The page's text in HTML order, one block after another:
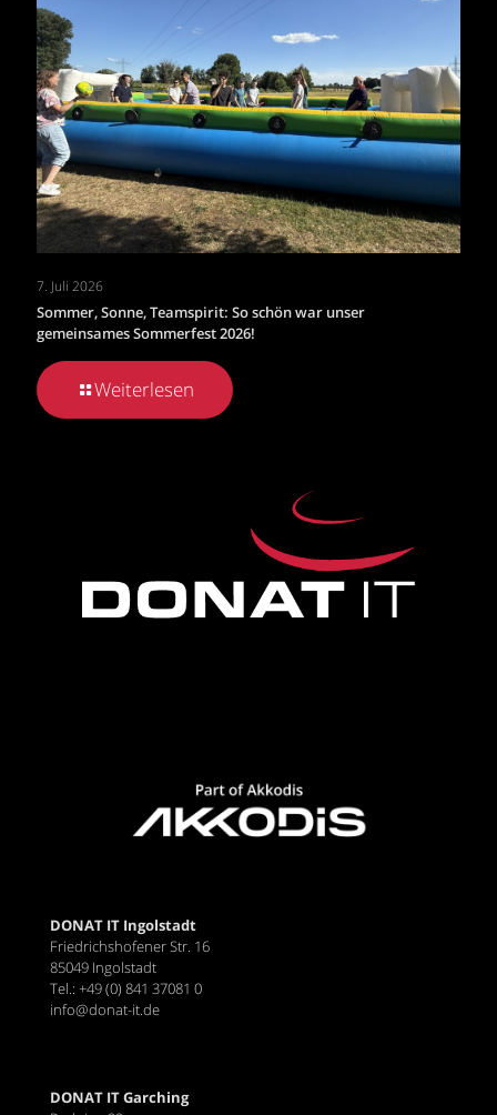
7. Juli 2026
Sommer, Sonne, Teamspirit: So schön war unser
gemeinsames Sommerfest 2026!
Weiterlesen
DONAT IT Ingolstadt
Friedrichshofener Str. 16
85049 Ingolstadt
Tel.: +49 (0) 841 37081 0
info@donat-it.de
DONAT IT Garching